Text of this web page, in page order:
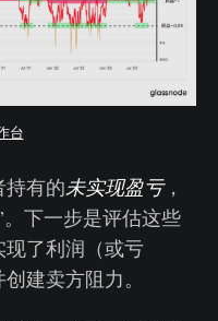
台
持有的未实现盈亏，
下一步是评估这些
了利润（或亏
建卖方阻力。